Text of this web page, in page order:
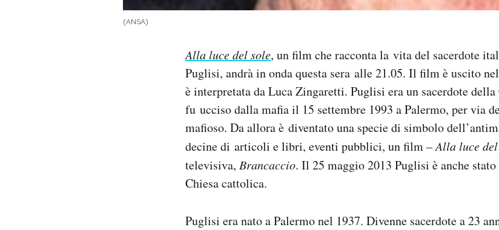
(ANSA)
Alla luce del sole, un film che racconta la vita del sacerdote
Puglisi, andrà in onda questa sera alle 21.05. Il film è uscito
è interpretata da Luca Zingaretti. Puglisi era un sacerdote
fu ucciso dalla mafia il 15 settembre 1993 a Palermo, per via
mafioso. Da allora è diventato una specie di simbolo
decine di articoli e libri, eventi pubblici, un film –Alla luce
televisiva, Brancaccio. Il 25 maggio 2013 Puglisi è anche
Chiesa cattolica.
Puglisi era nato a Palermo nel 1937. Divenne sacerdote a 23